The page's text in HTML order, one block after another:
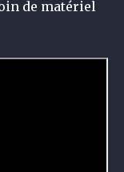
de matériel